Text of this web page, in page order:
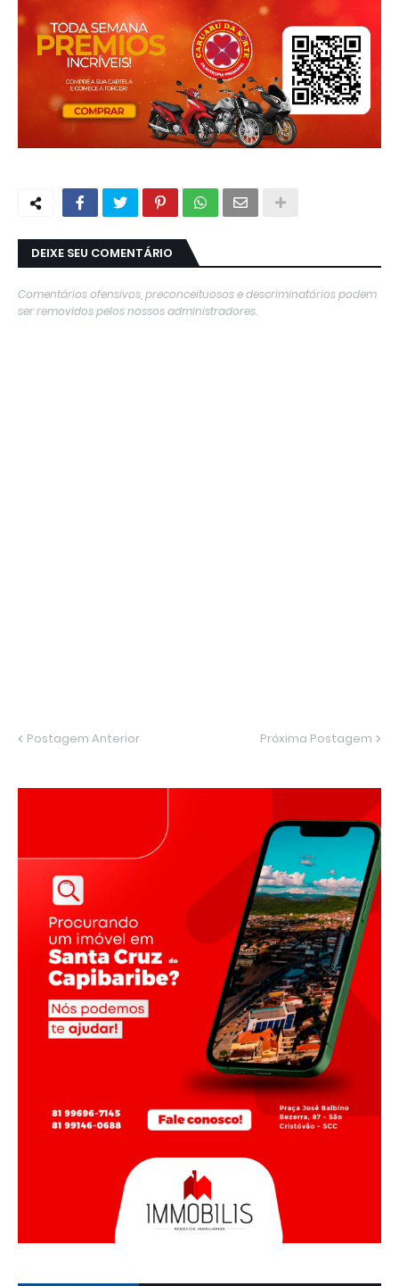
DEIXE SEU COMENTÁRIO
Comentários ofensivos, preconceituosos e descriminatórios podem
ser removidos pelos nossos administradores.
Postagem Anterior Próxima Postagem